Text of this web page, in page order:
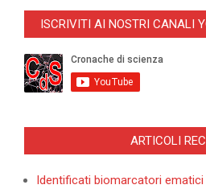
10-
ISCRIVITI AI NOSTRI CANALI
ARTICOLI
Identificati biomarcatori ematici